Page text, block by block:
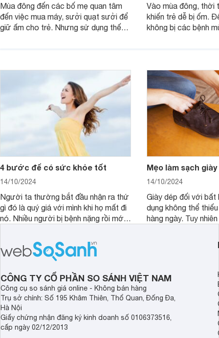
Mùa đông đến các bố mẹ quan tâm
đến việc mua máy, sưởi quạt sưởi để
giữ ấm cho trẻ. Nhưng sử dụng thế
Vào mùa đông, thời
khiến trẻ dễ bị ốm.
không bị các bệnh
4 bước để có sức khỏe tốt
14/10/2024
Người ta thường bắt đầu nhận ra thứ
gì đó là quý giá với mình khi họ mất đi
nó. Nhiều người bị bệnh nặng rồi mới
giá nhất. Hãy chăm sóc sức khỏe của
mình mỗi ngày theo cách khoa học
nhất để có một cuộc sống tốt đẹp và
hạnh phúc hơn.
Mẹo làm sạch giày
14/10/2024
Giày dép đối với bất
dụng không thể
hàng ngày. Tuy
giày bạn cần phải
CÔNG TY CỔ PHẦN SO SÁNH VIỆT NAM
Công cụ so sánh giá online - Không bán hàng
Trụ sở chính: Số 195 Khâm Thiên, Thổ Quan, Đống Đa,
Hà Nội
Giấy chứng nhận đăng ký kinh doanh số 0106373516,
cấp ngày 02/12/2013